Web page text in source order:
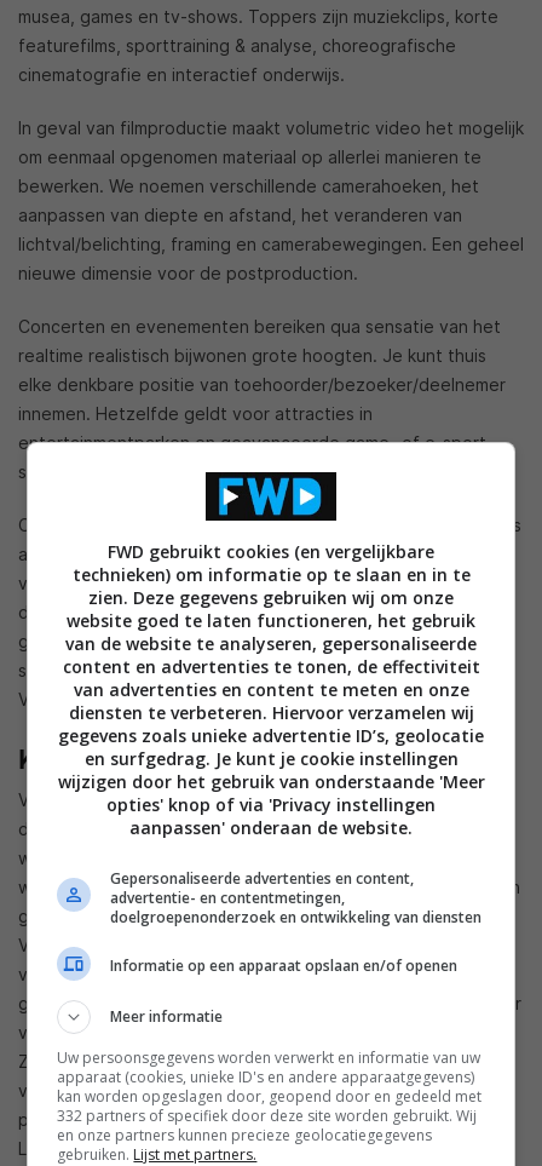
musea, games en tv-shows. Toppers zijn muziekclips, korte
featurefilms, sporttraining & analyse, choreografische
cinematografie en interactief onderwijs.
In geval van filmproductie maakt volumetric video het mogelijk
om eenmaal opgenomen materiaal op allerlei manieren te
bewerken. We noemen verschillende camerahoeken, het
aanpassen van diepte en afstand, het veranderen van
lichtval/belichting, framing en camerabewegingen. Een geheel
nieuwe dimensie voor de postproduction.
Concerten en evenementen bereiken qua sensatie van het
realtime realistisch bijwonen grote hoogten. Je kunt thuis
elke denkbare positie van toehoorder/bezoeker/deelnemer
innemen. Hetzelfde geldt voor attracties in
entertainmentparken en geavanceerde game- of e-sport-
settings.
Ook de cloud laat zich niet onbetuigd. Volumetric streaming is
al gemeengoed geworden. Studio’s voor het opnemen van
volumetric video schieten wereldwijd als paddenstoelen uit
de grond. Tevens mobiele varianten. Het aldaar
geproduceerde materiaal kan in de Cloud worden
samengevoegd, geedit en bewerkt in postproduction.
Volumetric teamwerk in optima forma.
Kijker-interactie
Volumetric video verandert de interactie van de kijkers met
de media ingrijpend. De grenzen tussen de reële en virtuele
wereld vervagen. Je zit er als het ware echt in. Dat heeft
weer gevolgen op de wijze hoe cinematografen hun verhalen
gaan vertellen. Meer verrijkend, diepgaand en pakkend in de
VR/AR/MR-ruimte. Bovendien kan je het eenmaal opgenomen
volumetrisch AV-materiaal voor meerdere doeleinden
gebruiken. Flexibel te presenteren in andere settings en voor
verschillende audiences. In Nederland gingen onder andere
Ziggo en Vodafone er al mee aan de slag. Daar bleek dat
volumetric video relatief makkelijk schaalbaar is. K3
presenteerde Dance of the Pharao in volumetric video.
Levende mensen en metahumans mensen/acteurs kunnen
FWD gebruikt cookies (en vergelijkbare
technieken) om informatie op te slaan en in te
zien. Deze gegevens gebruiken wij om onze
website goed te laten functioneren, het gebruik
van de website te analyseren, gepersonaliseerde
content en advertenties te tonen, de effectiviteit
van advertenties en content te meten en onze
diensten te verbeteren. Hiervoor verzamelen wij
gegevens zoals unieke advertentie ID’s, geolocatie
en surfgedrag. Je kunt je cookie instellingen
wijzigen door het gebruik van onderstaande 'Meer
opties' knop of via 'Privacy instellingen
aanpassen' onderaan de website.
Gepersonaliseerde advertenties en content,
advertentie- en contentmetingen,
doelgroepenonderzoek en ontwikkeling van diensten
Informatie op een apparaat opslaan en/of openen
Meer informatie
Uw persoonsgegevens worden verwerkt en informatie van uw
apparaat (cookies, unieke ID's en andere apparaatgegevens)
kan worden opgeslagen door, geopend door en gedeeld met
332 partners of specifiek door deze site worden gebruikt. Wij
en onze partners kunnen precieze geolocatiegegevens
gebruiken. Lijst met partners.